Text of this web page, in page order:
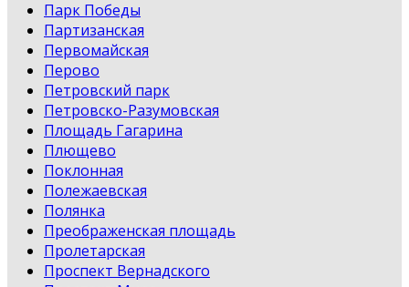
Парк Победы
Партизанская
Первомайская
Перово
Петровский парк
Петровско-Разумовская
Площадь Гагарина
Плющево
Поклонная
Полежаевская
Полянка
Преображенская площадь
Пролетарская
Проспект Вернадского